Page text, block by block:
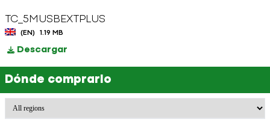
TC_5MUSBEXTPLUS
(EN) 1.19 MB
Descargar
Dónde comprarlo